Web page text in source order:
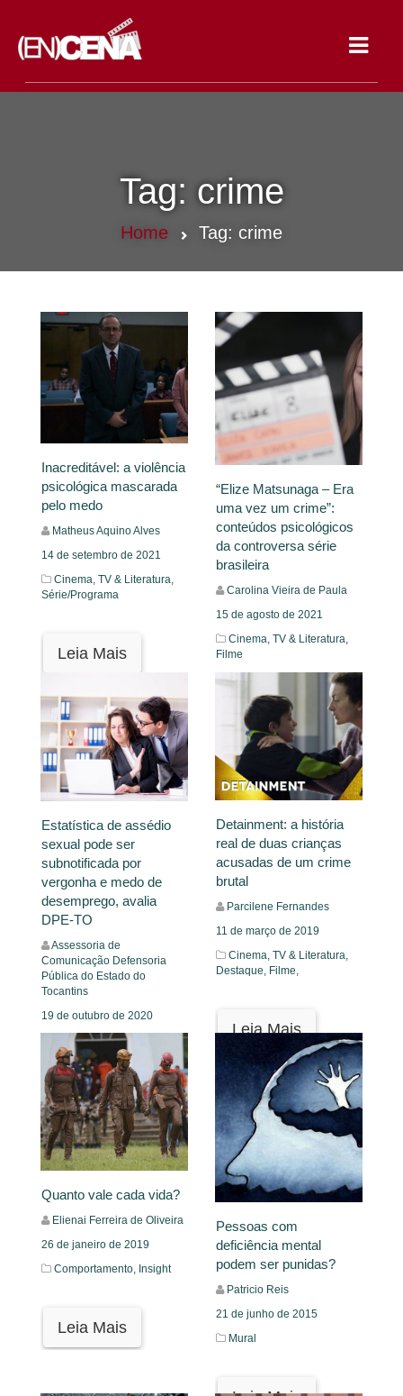
Tag: crime
Home Tag: crime
Inacreditável: a violência
psicológica mascarada
pelo medo
Matheus Aquino Alves
14 de setembro de 2021
Cinema, TV & Literatura,
Série/Programa
Leia Mais
“Elize Matsunaga – Era
uma vez um crime”:
conteúdos psicológicos
da controversa série
brasileira
Carolina Vieira de Paula
15 de agosto de 2021
Cinema, TV & Literatura,
Filme
Leia Mais
Estatística de assédio
sexual pode ser
subnotificada por
vergonha e medo de
desemprego, avalia
DPE-TO
Assessoria de
Comunicação Defensoria
Pública do Estado do
Tocantins
19 de outubro de 2020
Notícias
Leia Mais
Detainment: a história
real de duas crianças
acusadas de um crime
brutal
Parcilene Fernandes
11 de março de 2019
Cinema, TV & Literatura,
Destaque, Filme,
Leia Mais
Quanto vale cada vida?
Elienai Ferreira de Oliveira
26 de janeiro de 2019
Comportamento, Insight
Leia Mais
Pessoas com
deficiência mental
podem ser punidas?
Patricio Reis
21 de junho de 2015
Mural